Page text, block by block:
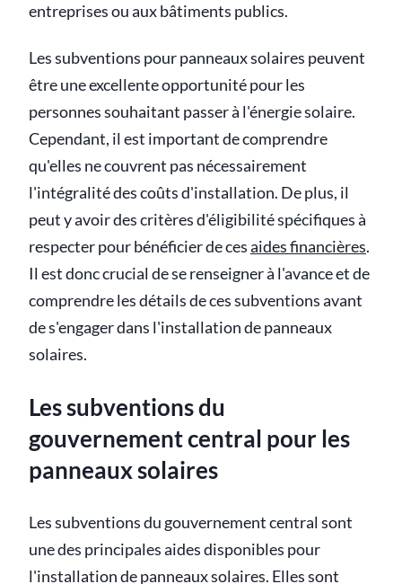
entreprises ou aux bâtiments publics.
Les subventions pour panneaux solaires peuvent
être une excellente opportunité pour les
personnes souhaitant passer à l'énergie solaire.
Cependant, il est important de comprendre
qu'elles ne couvrent pas nécessairement
l'intégralité des coûts d'installation. De plus, il
peut y avoir des critères d'éligibilité spécifiques à
respecter pour bénéficier de cesaides financières.
Il est donc crucial de se renseigner à l'avance et de
comprendre les détails de ces subventions avant
de s'engager dans l'installation de panneaux
solaires.
Les subventions du
gouvernement central pour les
panneaux solaires
Les subventions du gouvernement central sont
une des principales aides disponibles pour
l'installation de panneaux solaires. Elles sont